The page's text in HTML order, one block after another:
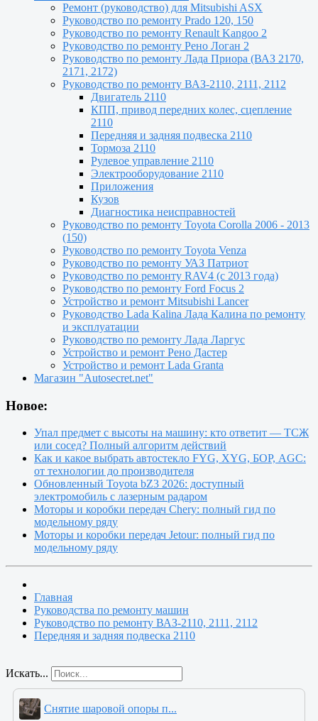
Ремонт (руководство) для Mitsubishi ASX
Руководство по ремонту Prado 120, 150
Руководство по ремонту Renault Kangoo 2
Руководство по ремонту Рено Логан 2
Руководство по ремонту Лада Приора (ВАЗ 2170,
2171, 2172)
Руководство по ремонту ВАЗ-2110, 2111, 2112
Двигатель 2110
КПП, привод передних колес, сцепление
2110
Передняя и задняя подвеска 2110
Тормоза 2110
Рулевое управление 2110
Электрооборудование 2110
Приложения
Кузов
Диагностика неисправностей
Руководство по ремонту Toyota Сorolla 2006 - 2013
(150)
Руководство по ремонту Toyota Venza
Руководство по ремонту УАЗ Патриот
Руководство по ремонту RAV4 (с 2013 года)
Руководство по ремонту Ford Focus 2
Устройство и ремонт Mitsubishi Lancer
Руководство Lada Kalina Лада Калина по ремонту
и эксплуатации
Руководство по ремонту Лада Ларгус
Устройство и ремонт Рено Дастер
Устройство и ремонт Lada Granta
Магазин "Autosecret.net"
Новое:
Упал предмет с высоты на машину: кто ответит — ТСЖ
или сосед? Полный алгоритм действий
Как и какое выбрать автостекло FYG, XYG, БОР, AGC:
от технологии до производителя
Обновленный Toyota bZ3 2026: доступный
электромобиль с лазерным радаром
Моторы и коробки передач Chery: полный гид по
модельному ряду
Моторы и коробки передач Jetour: полный гид по
модельному ряду
Главная
Руководства по ремонту машин
Руководство по ремонту ВАЗ-2110, 2111, 2112
Передняя и задняя подвеска 2110
Искать...
Снятие шаровой опоры п...